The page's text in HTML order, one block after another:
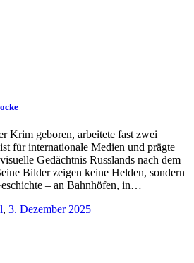
Krim geboren, arbeitete fast zwei
für internationale Medien und prägte
Gedächtnis Russlands nach dem
Bilder zeigen keine Helden, sondern
– an Bahnhöfen, in…
, 3. Dezember 2025